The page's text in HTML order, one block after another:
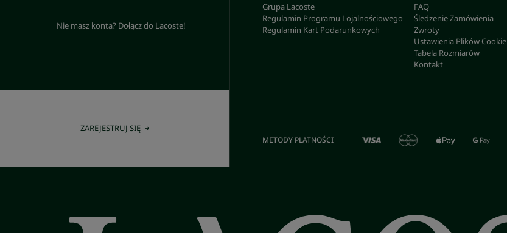
Nie masz konta? Dołącz do Lacoste!
ZAREJESTRUJ SIĘ
Grupa Lacoste
Regulamin Programu Lojalnościowego
Regulamin Kart Podarunkowych
FAQ
Śledzenie Zamówienia
Zwroty
Ustawienia Plików Cookie
Tabela Rozmiarów
Kontakt
METODY PŁATNOŚCI